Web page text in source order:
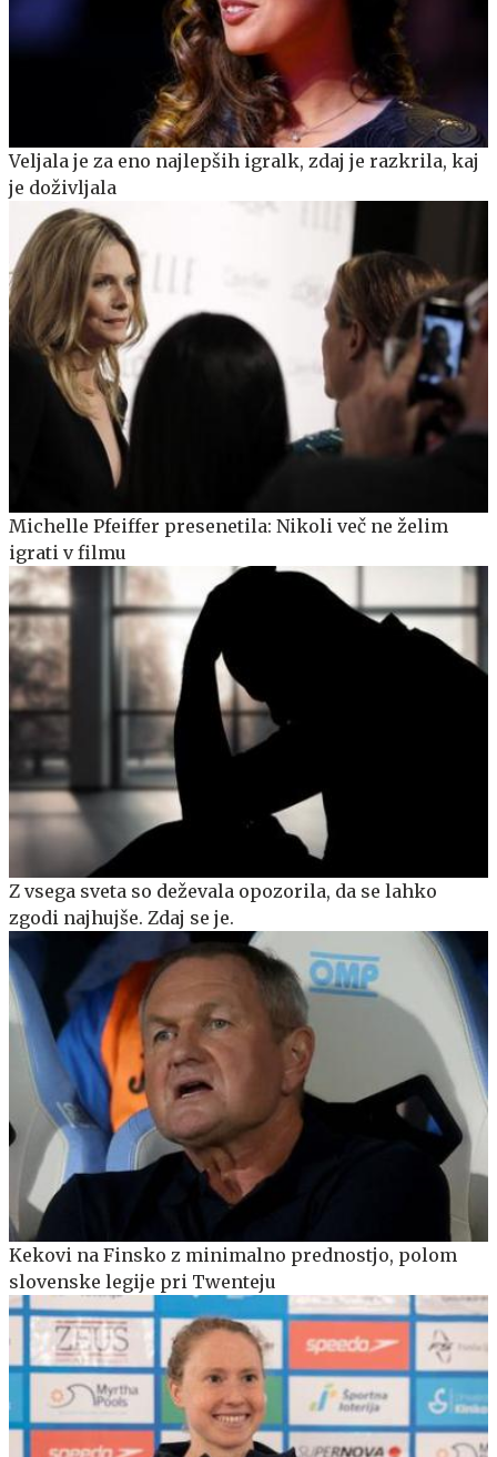
Veljala je za eno najlepših igralk, zdaj je razkrila, kaj
je doživljala
Michelle Pfeiffer presenetila: Nikoli več ne želim
igrati v filmu
Z vsega sveta so deževala opozorila, da se lahko
zgodi najhujše. Zdaj se je.
Kekovi na Finsko z minimalno prednostjo, polom
slovenske legije pri Twenteju